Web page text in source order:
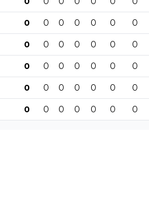
0 0 0 0 0 0 0
0 0 0 0 0 0 0
0 0 0 0 0 0 0
0 0 0 0 0 0 0
0 0 0 0 0 0 0